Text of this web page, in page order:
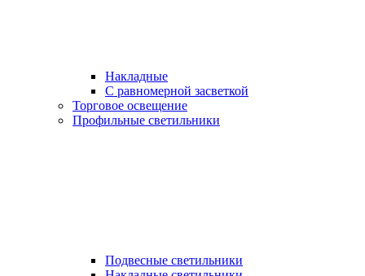
Накладные
С равномерной засветкой
Торговое освещение
Профильные светильники
Подвесные светильники